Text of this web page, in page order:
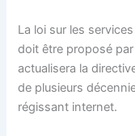
La loi sur les
doit être proposé
actualisera la
de plusieurs
régissant internet.